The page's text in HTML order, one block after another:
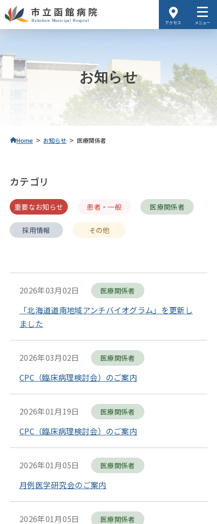
アクセス メニュー
お知らせ
Home > お知らせ > 医療関係者
カテゴリ
重要なお知らせ 患者・一般 医療関係者
採用情報 その他
2026年03月02日 医療関係者
「北海道道南地域アンチバイオグラム」を更新し
ました
2026年03月02日 医療関係者
CPC（臨床病理検討会）のご案内
2026年01月19日 医療関係者
CPC（臨床病理検討会）のご案内
2026年01月05日 医療関係者
月例医学研究会のご案内
2026年01月05日 医療関係者